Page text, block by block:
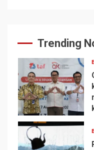
Trending
1